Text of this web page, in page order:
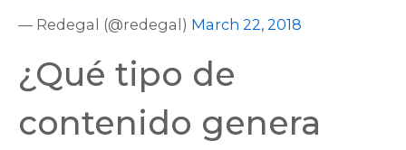
— Redegal (@redegal) March 22, 2018
¿Qué tipo de
contenido genera